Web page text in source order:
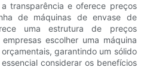
transparência e oferece preços
de máquinas de envase de
uma estrutura de preços
escolher uma máquina
garantindo um sólido
considerar os benefícios